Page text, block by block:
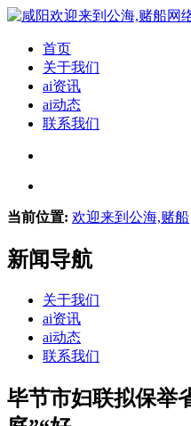
首页
关于我们
ai资讯
ai动态
联系我们
当前位置: 欢迎来到公海,赌船
新闻导航
关于我们
ai资讯
ai动态
联系我们
毕节市妇联拟保举